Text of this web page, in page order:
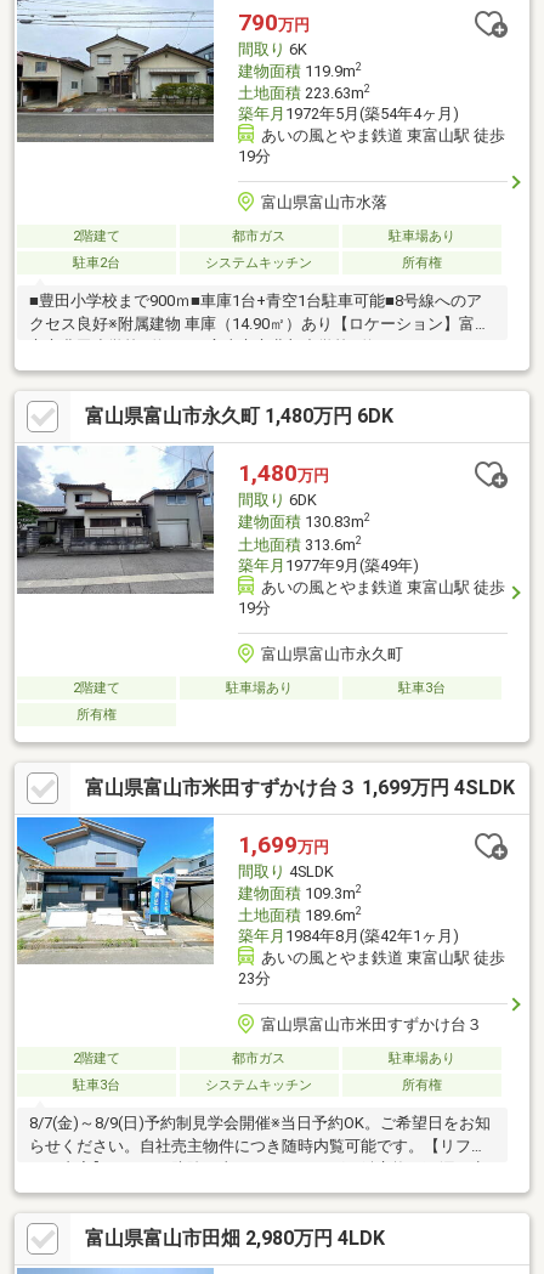
●インターホン設置、火災警報器設置、LED照明器具交換【おすす
めポイント】・シロアリ防除工事施工後5年間保証
790万円
間取り 6K
建物面積119.9m2
土地面積223.63m2
築年月 1972年5月(築54年4ヶ月)
あいの風とやま鉄道 東富山駅 徒歩
19分
富山県富山市水落
2階建て 都市ガス
駐車場あり
駐車2台
システムキッチン 所有権
■豊田小学校まで900ｍ■車庫1台+青空1台駐車可能■8号線へのア
クセス良好※附属建物 車庫（14.90㎡）あり【ロケーション】富山
ルシマヤ 豊田店...約1300ｍ原信 下飯野店...約1600ｍ
富山県富山市永久町 1,480万円 6DK
1,480万円
間取り 6DK
建物面積130.83m2
土地面積313.6m2
築年月 1977年9月(築49年)
あいの風とやま鉄道 東富山駅 徒歩
19分
富山県富山市永久町
2階建て 駐車場あり
駐車3台
所有権
富山県富山市米田すずかけ台３ 1,699万円 4SLDK
1,699万円
間取り 4SLDK
建物面積109.3m2
土地面積189.6m2
築年月 1984年8月(築42年1ヶ月)
あいの風とやま鉄道 東富山駅 徒歩
23分
富山県富山市米田すずかけ台３
2階建て 都市ガス
駐車場あり
駐車3台
システムキッチン 所有権
8/7(金)～8/9(日)予約制見学会開催※当日予約OK。ご希望日をお知
らせください。自社売主物件につき随時内覧可能です。【リフォ
検、設備点検、駐車場拡張、外壁塗装、システムキッチン交換、
ユニットバス交換、トイレ交換、洗面化粧台交換、間取変更、玄
関ドア交換、室内ドア交換、床材上張り、シューズボックス交
換、クロス張替え、インターホン設置、火災警報器設置、LED照
富山県富山市田畑 2,980万円 4LDK